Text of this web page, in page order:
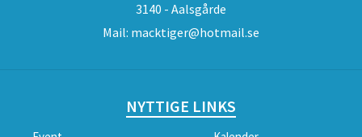
3140 - Aalsgårde
Mail: macktiger@hotmail.se
NYTTIGE LINKS